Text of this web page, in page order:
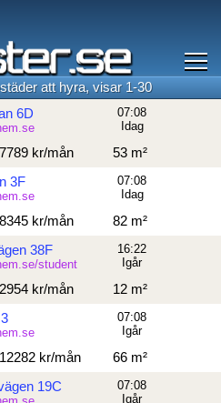
att hyra, visar 1-30
6D
7789 kr/mån 53 m²
07:08
Idag
3F
8345 kr/mån 82 m²
07:08
Idag
38F
student
2954 kr/mån 12 m²
16:22
Igår
12282 kr/mån 66 m²
07:08
Igår
19C
07:08
Igår